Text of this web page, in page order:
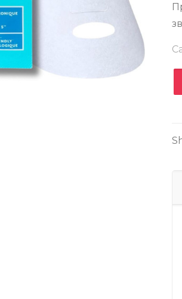
Маска для Зволоження Шкіри
Hydrate Sheet Mask Duo